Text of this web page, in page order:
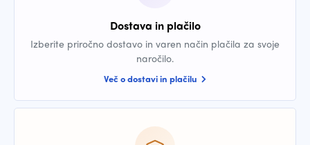
Dostava in plačilo
Izberite priročno dostavo in varen način plačila za svoje
naročilo.
Več o dostavi in plačilu